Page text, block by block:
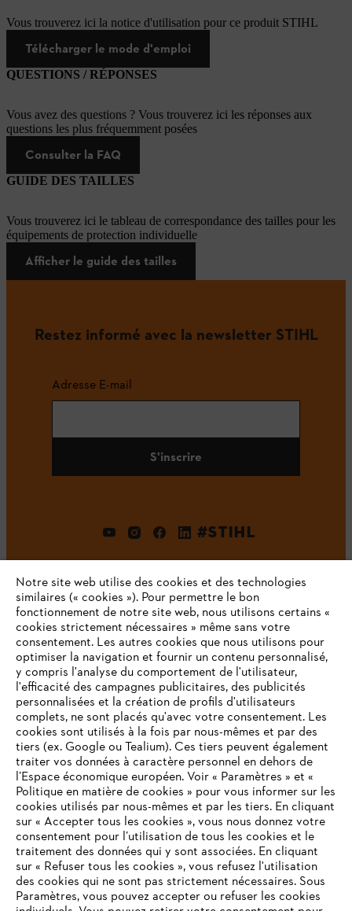
Vous trouverez ici la notice d'utilisation pour ce produit STIHL
Télécharger le mode d'emploi
QUESTIONS / RÉPONSES
Vous avez des questions ? Vous trouverez ici les réponses aux
questions les plus fréquemment posées
Consulter la FAQ
GUIDE DES TAILLES
Vous trouverez ici le tableau de correspondance des tailles pour les
équipements de protection individuelle
Afficher le guide des tailles
Restez informé avec la newsletter STIHL
Adresse E-mail
S'inscrire
#STIHL
L'Entreprise
STIHL FAQ
Contact
Politique de protection des données
VOTRE NAVIGATEUR INTERNET
N'EST PLUS PRIS EN CHARGE
Notre site web utilise des cookies et des technologies
similaires (« cookies »). Pour permettre le bon
fonctionnement de notre site web, nous utilisons certains «
cookies strictement nécessaires » même sans votre
consentement. Les autres cookies que nous utilisons pour
optimiser la navigation et fournir un contenu personnalisé,
y compris l'analyse du comportement de l'utilisateur,
l'efficacité des campagnes publicitaires, des publicités
personnalisées et la création de profils d'utilisateurs
complets, ne sont placés qu'avec votre consentement. Les
cookies sont utilisés à la fois par nous-mêmes et par des
tiers (ex. Google ou Tealium). Ces tiers peuvent également
traiter vos données à caractère personnel en dehors de
l’Espace économique européen. Voir « Paramètres » et «
Politique en matière de cookies » pour vous informer sur les
cookies utilisés par nous-mêmes et par les tiers. En cliquant
sur « Accepter tous les cookies », vous nous donnez votre
consentement pour l’utilisation de tous les cookies et le
traitement des données qui y sont associées. En cliquant
sur « Refuser tous les cookies », vous refusez l'utilisation
des cookies qui ne sont pas strictement nécessaires. Sous
Paramètres, vous pouvez accepter ou refuser les cookies